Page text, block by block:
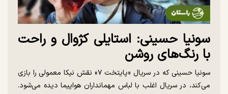
سونیا حسینی: استایلی کژوال و راحت
با رنگ‌های روشن
سونیا حسینی که در سریال «پایتخت ۷» نقش نیکا معمولی را بازی
می‌کند، در سریال اغلب با لباس مهمانداران هواپیما دیده می‌شود.